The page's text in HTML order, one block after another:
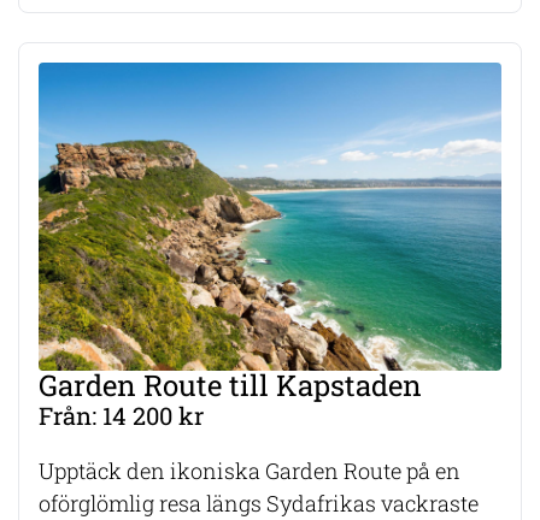
Garden Route till Kapstaden
Från: 14 200 kr
Upptäck den ikoniska Garden Route på en
oförglömlig resa längs Sydafrikas vackraste